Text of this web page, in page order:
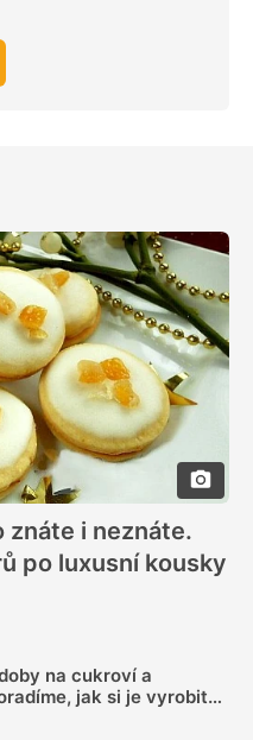
znáte i neznáte.
po luxusní kousky
na cukroví a
jak si je vyrobit